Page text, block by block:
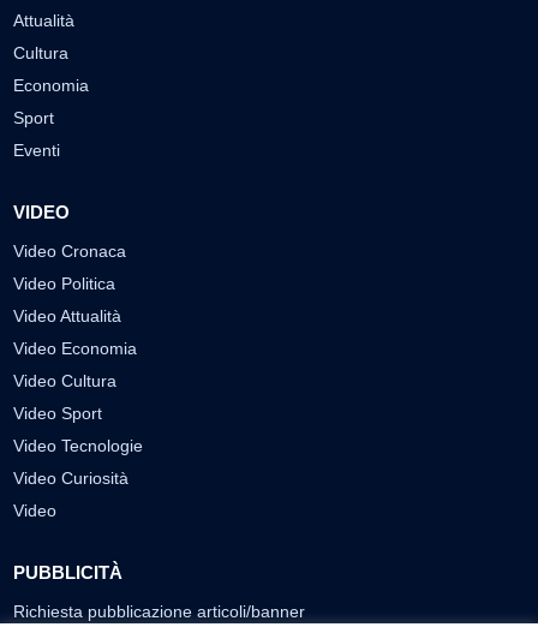
Attualità
Cultura
Economia
Sport
Eventi
VIDEO
Video Cronaca
Video Politica
Video Attualità
Video Economia
Video Cultura
Video Sport
Video Tecnologie
Video Curiosità
Video
PUBBLICITÀ
Richiesta pubblicazione articoli/banner